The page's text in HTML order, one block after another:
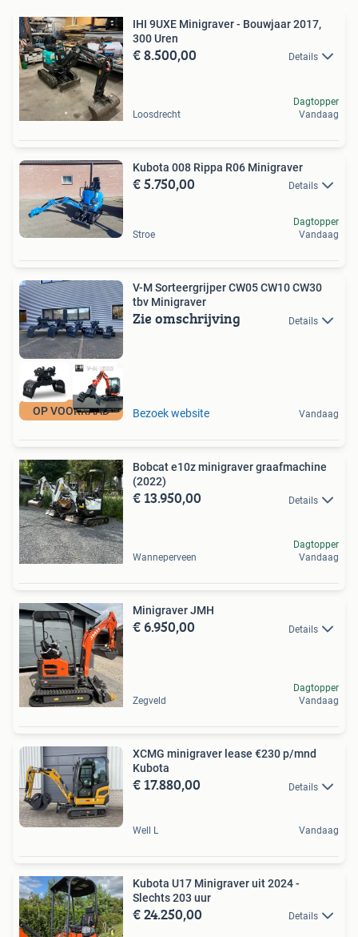
IHI 9UXE Minigraver - Bouwjaar 2017,
300 Uren
€ 8.500,00 Details
Loosdrecht
Dagtopper
Vandaag
Kubota 008 Rippa R06 Minigraver
€ 5.750,00 Details
Stroe
Dagtopper
Vandaag
OP VOORRAAD
V-M Sorteergrijper CW05 CW10 CW30
tbv Minigraver
Zie omschrijving Details
Bezoek website Vandaag
Bobcat e10z minigraver graafmachine
(2022)
€ 13.950,00 Details
Wanneperveen
Dagtopper
Vandaag
Minigraver JMH
€ 6.950,00 Details
Zegveld
Dagtopper
Vandaag
XCMG minigraver lease €230 p/mnd
Kubota
€ 17.880,00 Details
Well L Vandaag
Kubota U17 Minigraver uit 2024 -
Slechts 203 uur
€ 24.250,00 Details